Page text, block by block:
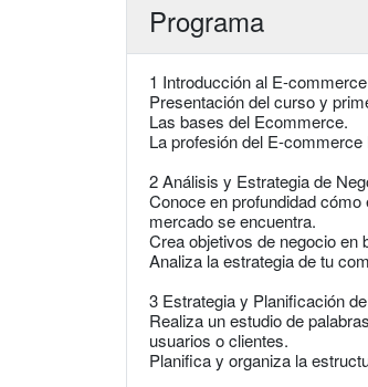
Programa
1 Introducción al E-commerce
Presentación del curso y
Las bases del Ecommerce.
La profesión del E-
2 Análisis y Estrategia de
Conoce en profundidad
mercado se encuentra.
Crea objetivos de negocio en
Analiza la estrategia de tu
3 Estrategia y Planificación
Realiza un estudio de
usuarios o clientes.
Planifica y organiza la